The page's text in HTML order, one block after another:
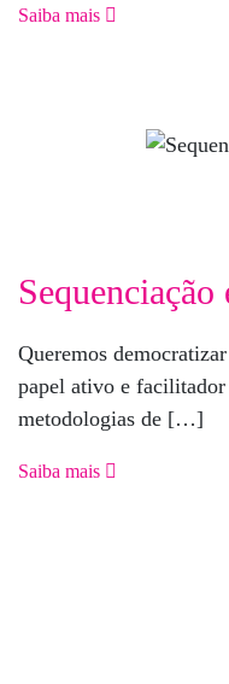
Saiba mais
Queremos
papel ativo e
metodologias de […]
Saiba mais